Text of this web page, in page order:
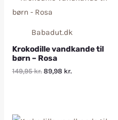
Babadut.dk
Krokodille vandkande til
børn – Rosa
149,95kr.89,98 kr.